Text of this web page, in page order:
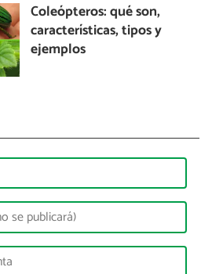
Coleópteros: qué son,
características, tipos y
ejemplos